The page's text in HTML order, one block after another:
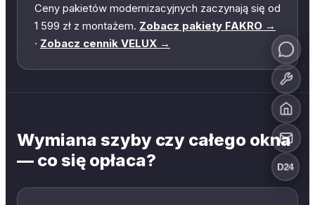
Ceny pakietów modernizacyjnych zaczynają się od
1 599 zł z montażem. Zobacz pakiety FAKRO →
· Zobacz cennik VELUX →
Wymiana szyby czy całego okna
— co się opłaca?
D24